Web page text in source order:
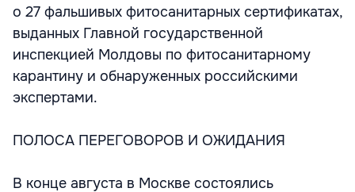
о 27 фальшивых фитосанитарных сертификатах,
выданных Главной государственной
инспекцией Молдовы по фитосанитарному
карантину и обнаруженных российскими
экспертами.
ПОЛОСА ПЕРЕГОВОРОВ И ОЖИДАНИЯ
В конце августа в Москве состоялись